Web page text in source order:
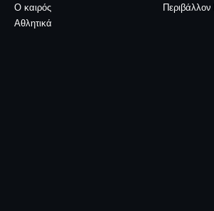
Ο καιρός
Αθλητικά